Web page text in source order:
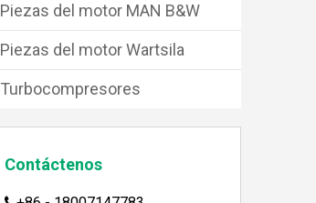
Piezas del motor MAN B&W
Piezas del motor Wartsila
Turbocompresores
Contáctenos